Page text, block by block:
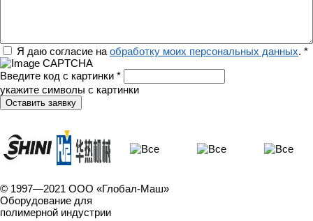
РегионЯ даю согласие на обработку моих персональных данных. *
Введите код с картинки *
укажите символы с картинки
© 1997—2021 ООО «Глобал-Маш»
Оборудование для
полимерной индустрии